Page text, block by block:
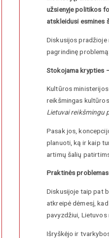
užsienyje politikos
atskleidusi esmines
Diskusijos pradžioje
pagrindinę
Stokojama krypties
Kultūros
reikšmingas
Lietuvai reikšmingu
Pasak jos,
planuoti, ką ir kaip
artimų šalių
Praktinės
Diskusijoje taip pat
atkreipė dėmesį,
pavyzdžiui, Lietuvos
Išryškėjo ir